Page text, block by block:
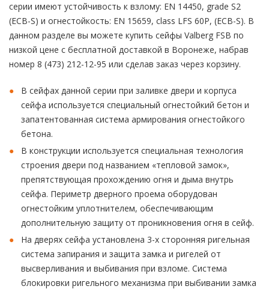
серии имеют устойчивость к взлому: EN 14450, grade S2
(ECB-S) и огнестойкость: EN 15659, class LFS 60P, (ECB-S). В
данном разделе вы можете купить сейфы Valberg FSB по
низкой цене с бесплатной доставкой в Воронеже, набрав
номер 8 (473) 212-12-95 или сделав заказ через корзину.
В сейфах данной серии при заливке двери и корпуса
сейфа используется специальный огнестойкий бетон и
запатентованная система армирования огнестойкого
бетона.
В конструкции используется специальная технология
строения двери под названием «тепловой замок»,
препятствующая прохождению огня и дыма внутрь
сейфа. Периметр дверного проема оборудован
огнестойким уплотнителем, обеспечивающим
дополнительную защиту от проникновения огня в сейф.
На дверях сейфа установлена 3-х сторонняя ригельная
система запирания и защита замка и ригелей от
высверливания и выбивания при взломе. Система
блокировки ригельного механизма при выбивании замка